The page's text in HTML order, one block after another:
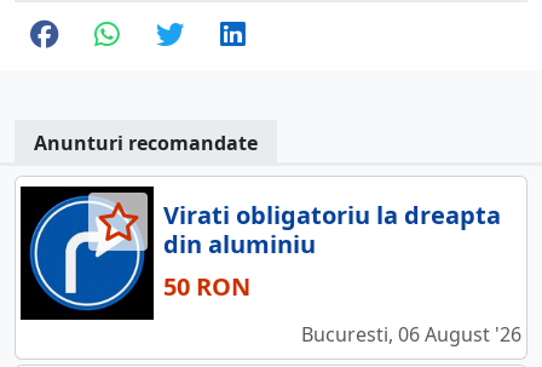
Anunturi recomandate
Virati obligatoriu la dreapta
din aluminiu
50 RON
Bucuresti, 06 August '26